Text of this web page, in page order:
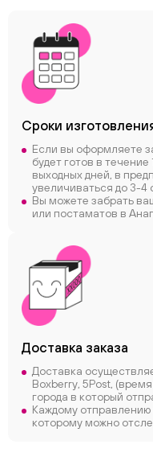
Сроки
Если вы оформляете
будет готов в
выходных дней, в
увеличиваться до 3-4
Вы можете забрать
или постаматов в
Доставка заказа
Доставка
Boxberry, 5Post,
города в который
Каждому
которому можно